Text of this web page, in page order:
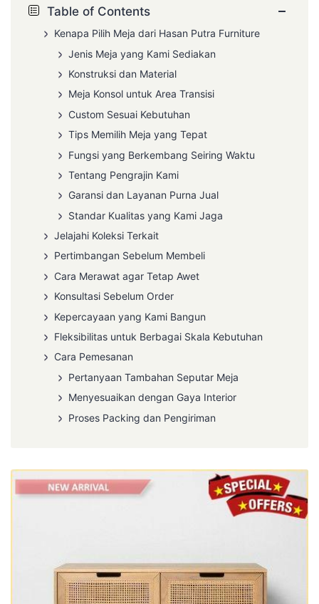
Table of Contents −
Kenapa Pilih Meja dari Hasan Putra Furniture
Jenis Meja yang Kami Sediakan
Konstruksi dan Material
Meja Konsol untuk Area Transisi
Custom Sesuai Kebutuhan
Tips Memilih Meja yang Tepat
Fungsi yang Berkembang Seiring Waktu
Tentang Pengrajin Kami
Garansi dan Layanan Purna Jual
Standar Kualitas yang Kami Jaga
Jelajahi Koleksi Terkait
Pertimbangan Sebelum Membeli
Cara Merawat agar Tetap Awet
Konsultasi Sebelum Order
Kepercayaan yang Kami Bangun
Fleksibilitas untuk Berbagai Skala Kebutuhan
Cara Pemesanan
Pertanyaan Tambahan Seputar Meja
Menyesuaikan dengan Gaya Interior
Proses Packing dan Pengiriman